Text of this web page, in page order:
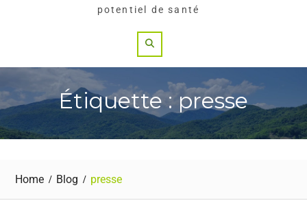
potentiel de santé
Étiquette : presse
Home Blog presse